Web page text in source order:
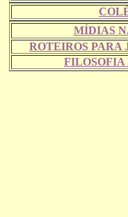
MÍDIAS
ROTEIROS PARA
FILOSOFIA